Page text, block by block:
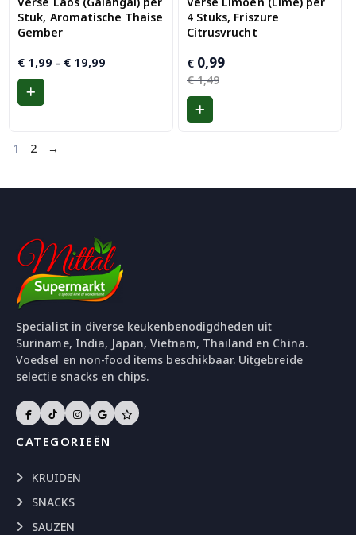
Stuk, Aromatische Thaise
Gember
€ 1,99 - € 19,99
4 Stuks, Friszure
Citrusvrucht
€1,49
Oorspronkelijke
prijs
was:
€ 1,49.
€0,99
Huidige
prijs
is:
€ 0,99.
1 2 →
Specialist in diverse keukenbenodigdheden uit
Suriname, India, Japan, Vietnam, Thailand en China.
Voedsel en non-food items beschikbaar. Uitgebreide
selectie snacks en chips.
CATEGORIEËN
KRUIDEN
SNACKS
SAUZEN